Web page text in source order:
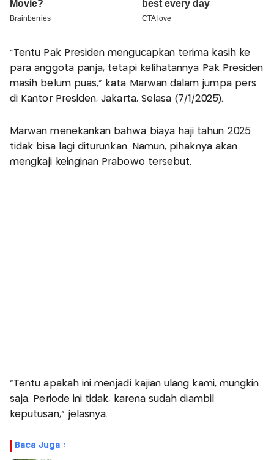
"Tentu Pak Presiden mengucapkan terima kasih ke
para anggota panja, tetapi kelihatannya Pak Presiden
masih belum puas," kata Marwan dalam jumpa pers
di Kantor Presiden, Jakarta, Selasa (7/1/2025).
Marwan menekankan bahwa biaya haji tahun 2025
tidak bisa lagi diturunkan. Namun, pihaknya akan
mengkaji keinginan Prabowo tersebut.
"Tentu apakah ini menjadi kajian ulang kami, mungkin
saja. Periode ini tidak, karena sudah diambil
keputusan," jelasnya.
Baca Juga :